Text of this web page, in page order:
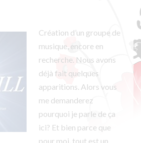
Création d’un groupe de
musique, encore en
recherche. Nous avons
déjà fait quelques
apparitions. Alors vous
me demanderez
pourquoi je parle de ça
ici? Et bien parce que
pour moi, tout est un